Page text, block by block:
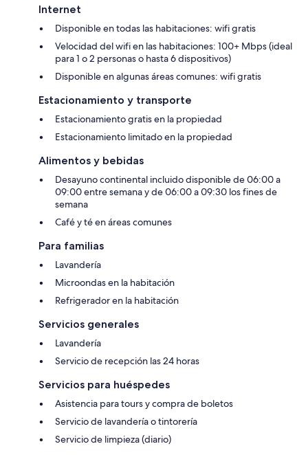
Internet
Disponible en todas las habitaciones: wifi gratis
Velocidad del wifi en las habitaciones: 100+ Mbps (ideal
para 1 o 2 personas o hasta 6 dispositivos)
Disponible en algunas áreas comunes: wifi gratis
Estacionamiento y transporte
Estacionamiento gratis en la propiedad
Estacionamiento limitado en la propiedad
Alimentos y bebidas
Desayuno continental incluido disponible de 06:00 a
09:00 entre semana y de 06:00 a 09:30 los fines de
semana
Café y té en áreas comunes
Para familias
Lavandería
Microondas en la habitación
Refrigerador en la habitación
Servicios generales
Lavandería
Servicio de recepción las 24 horas
Servicios para huéspedes
Asistencia para tours y compra de boletos
Servicio de lavandería o tintorería
Servicio de limpieza (diario)